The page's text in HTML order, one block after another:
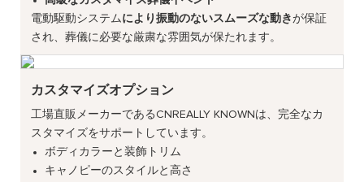
電動駆動システム により振動のないスムーズな動きが保証
され、葬儀に必要な厳粛な雰囲気が保たれます。
カスタマイズオプション
工場直販メーカーであるCNREALLY KNOWNは、完全なカ
スタマイズをサポートしています。
ボディカラーと装飾トリム
キャノピーのスタイルと高さ